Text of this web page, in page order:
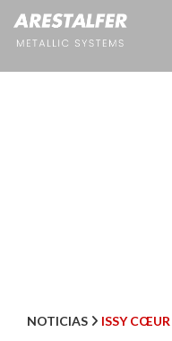
NOTICIAS ISSY CŒUR